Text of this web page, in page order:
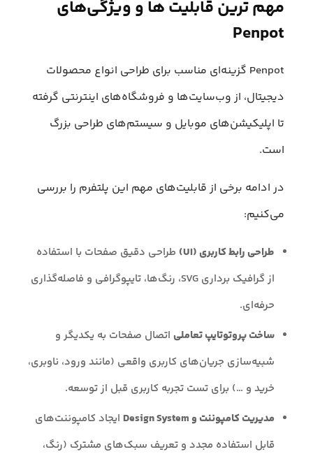
مهم‌ ترین قابلیت‌ ها و ویژگی‌های
Penpot
Penpot گزینه‌ای مناسب برای طراحی انواع محصولات
دیجیتال، از وب‌سایت‌ها و فروشگاه‌های اینترنتی گرفته
تا اپلیکیشن‌های موبایل و سیستم‌های طراحی بزرگ
است.
در ادامه برخی از قابلیت‌های مهم این پلتفرم را بررسی
می‌کنیم:
طراحی رابط کاربری (UI)
طراحی دقیق صفحات با استفاده
از گرافیک برداری SVG، رنگ‌ها، تایپوگرافی و فاصله‌گذاری
حرفه‌ای.
ساخت پروتوتایپ تعاملی اتصال صفحات به یکدیگر و
شبیه‌سازی جریان‌های کاربری واقعی (مانند ورود، ناوبری،
خرید و …) برای تست تجربه کاربری قبل از توسعه.
مدیریت کامپوننت و Design System
ایجاد کامپوننت‌های
قابل استفاده مجدد و تعریف سبک‌های مشترک (رنگ،